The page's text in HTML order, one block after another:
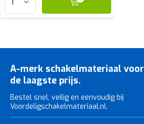
A-merk schakelmateriaal voor
de laagste prijs.
Bestel snel, veilig en eenvoudig bij
Voordeligschakelmateriaal.nl.